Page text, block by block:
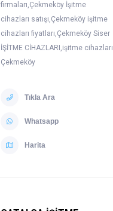
firmaları,Çekmeköy İşitme
cihazları satışı,Çekmeköy işitme
cihazları fiyatları,Çekmeköy Siser
İŞİTME CİHAZLARI,işitme cihazları
Çekmeköy
Tıkla Ara
Whatsapp
Harita